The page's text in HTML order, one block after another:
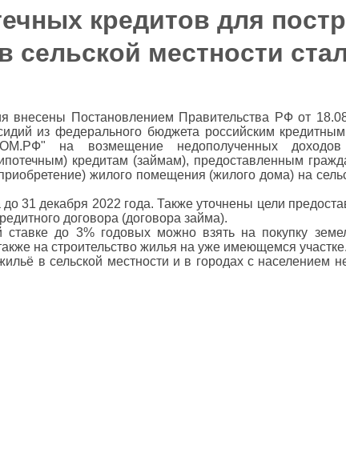
кредитов для
местности
внесены Постановлением Правительства РФ от
из федерального бюджета российским
на возмещение недополученных
кредитам (займам), предоставленным
жилого помещения (жилого дома) на
31 декабря 2022 года. Также уточнены цели
договора (договора займа).
до 3% годовых можно взять на покупку
на строительство жилья на уже имеющемся участке.
в сельской местности и в городах с населением